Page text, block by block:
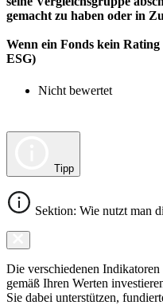
gemacht zu haben oder in
Wenn ein Fonds kein
ESG)
Nicht bewertet
Tipp
Sektion: Wie nutzt man
Die verschiedenen
gemäß Ihren Werten
Sie dabei unterstützen,